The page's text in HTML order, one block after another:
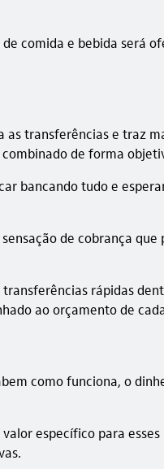
comida e bebida será
as transferências e traz
de forma
bancando tudo e
de cobrança que
rápidas
ao orçamento de
como funciona, o
específico para esses